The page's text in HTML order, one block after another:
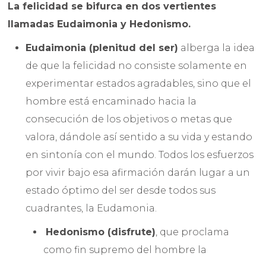
La felicidad se bifurca en dos vertientes
llamadas Eudaimonia y Hedonismo.
Eudaimonia (plenitud del ser) alberga la idea
de que la felicidad no consiste solamente en
experimentar estados agradables, sino que el
hombre está encaminado hacia la
consecución de los objetivos o metas que
valora, dándole así sentido a su vida y estando
en sintonía con el mundo. Todos los esfuerzos
por vivir bajo esa afirmación darán lugar a un
estado óptimo del ser desde todos sus
cuadrantes, la Eudamonia.
Hedonismo (disfrute), que proclama
como fin supremo del hombre la